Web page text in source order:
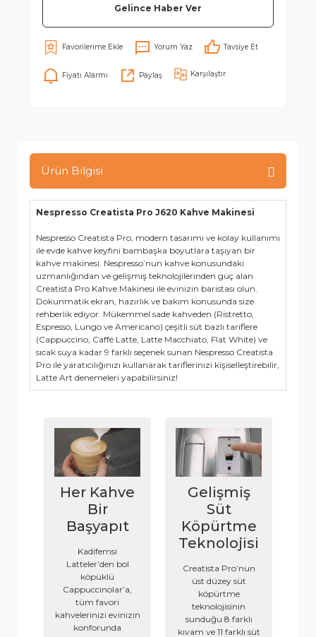
Gelince Haber Ver
Yorum Yaz Tavsiye Et
Fiyatı Alarmı Paylaş Karşılaştır
Ürün Bilgisi
Nespresso Creatista Pro J620 Kahve Makinesi
Nespresso Creatista Pro, modern tasarımı ve kolay kullanımı
ile evde kahve keyfini bambaşka boyutlara taşıyan bir
kahve makinesi. Nespresso’nun kahve konusundaki
uzmanlığından ve gelişmiş teknolojilerinden güç alan
Creatista Pro Kahve Makinesi ile evinizin baristası olun.
Dokunmatik ekran, hazırlık ve bakım konusunda size
rehberlik ediyor. Mükemmel sade kahveden (Ristretto,
Espresso, Lungo ve Americano) çeşitli süt bazlı tariflere
(Cappuccino, Caffé Latte, Latte Macchiato, Flat White) ve
sıcak suya kadar 9 farklı seçenek sunan Nespresso Creatista
Pro ile yaratıcılığınızı kullanarak tariflerinizi kişiselleştirebilir,
Latte Art denemeleri yapabilirsiniz!
Her Kahve
Bir
Başyapıt
Kadifemsi
Latteler’den bol
köpüklü
Cappuccinolar’a,
tüm favori
kahvelerinizi evinizin
konforunda
Gelişmiş
Süt
Köpürtme
Teknolojisi
Creatista Pro’nun
üst düzey süt
köpürtme
teknolojisinin
sunduğu 8 farklı
kıvam ve 11 farklı süt